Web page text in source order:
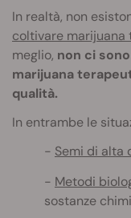
In realtà, non
coltivare marijuana
meglio, non ci
marijuana
qualità.
In entrambe le
Semi di alta
Metodi
sostanze